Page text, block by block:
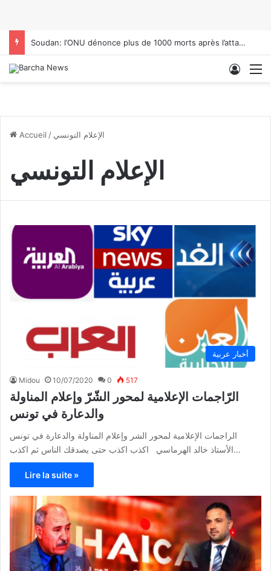
Soudan: l’ONU dénonce plus de 1000 morts après l’attaque du camp de Zamzam
Accueil / الإعلام التونسي
الإعلام التونسي
أخبار عربية
Midou 10/07/2020 0 517
الرّاجمات الإعلامية لمحور الشّرّ وإعلام المناولة
والدعارة في تونس
الراجمات الإعلامية لمحور الشر وإعلام المناولة والدعارة في تونس
الأستاذ خالد الهرماسي اكذب اكذب حتى يصدقك الناس ثم اكذب…
Lire la suite »